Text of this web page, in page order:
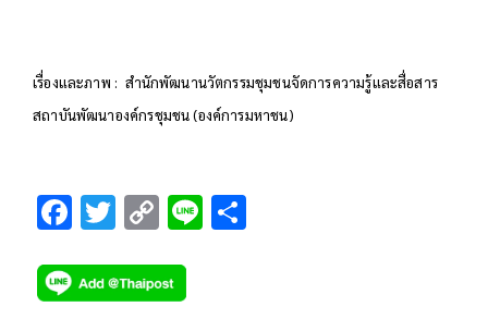
เรื่องและภาพ : สำนักพัฒนานวัตกรรมชุมชนจัดการความรู้และสื่อสาร
สถาบันพัฒนาองค์กรชุมชน (องค์การมหาชน)
F
e
T
tt
C
p
Li